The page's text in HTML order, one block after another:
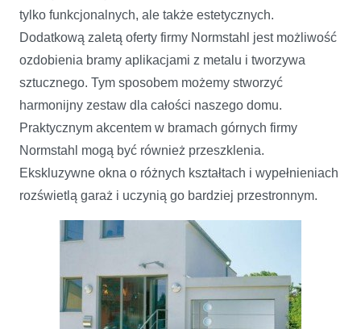
tylko funkcjonalnych, ale także estetycznych.
Dodatkową zaletą oferty firmy Normstahl jest możliwość
ozdobienia bramy aplikacjami z metalu i tworzywa
sztucznego. Tym sposobem możemy stworzyć
harmonijny zestaw dla całości naszego domu.
Praktycznym akcentem w bramach górnych firmy
Normstahl mogą być również przeszklenia.
Ekskluzywne okna o różnych kształtach i wypełnieniach
rozświetlą garaż i uczynią go bardziej przestronnym.